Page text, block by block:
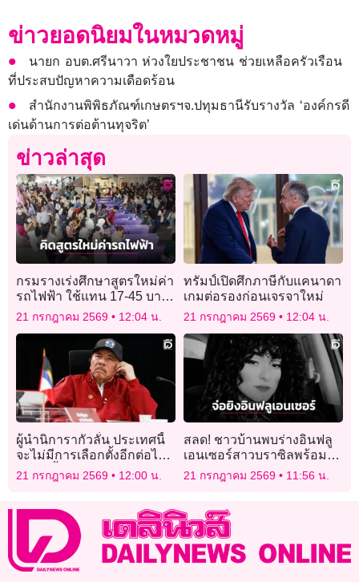
ข่าวยอดนิยมในหมวดหมู่
นายก อบต.ศรีนาวา ห่วงใยประชาชน ช่วยเหลือครัวเรือน
ที่ประสบปัญหาความเดือดร้อน
สำนักงานพิพิธภัณฑ์เกษตรฯจ.ปทุมธานีรับรางวัล ‘องค์กรดี
เด่นด้านการต่อต้านทุจริต’
ข่าวล่าสุด
กรมรางเร่งศึกษาสูตรใหม่ค่า
รถไฟฟ้า ใช้แทน 17-45 บาท
ในอนาคต ทุกยุครัฐบาลใช้ได้
21 กรกฎาคม 2569 12:04 น.
ทรัมป์เปิดศึกภาษีกับแคนาดา
เกมต่อรองก่อนเจรจาใหม่
21 กรกฎาคม 2569 12:04 น.
ผู้นำนิการากัวลั่น ประเทศนี้
จะไม่มีการเลือกตั้งอีกต่อไป
แม้ตนสิ้นสุดวาระในปีหน้า
21 กรกฎาคม 2569 12:00 น.
สลด! ชาวบ้านพบร่างอินฟลู
เอนเซอร์สาวบราซิลพร้อม
แฟนหนุ่มถูกจ่อยิงดับริมถนน
21 กรกฎาคม 2569 11:56 น.